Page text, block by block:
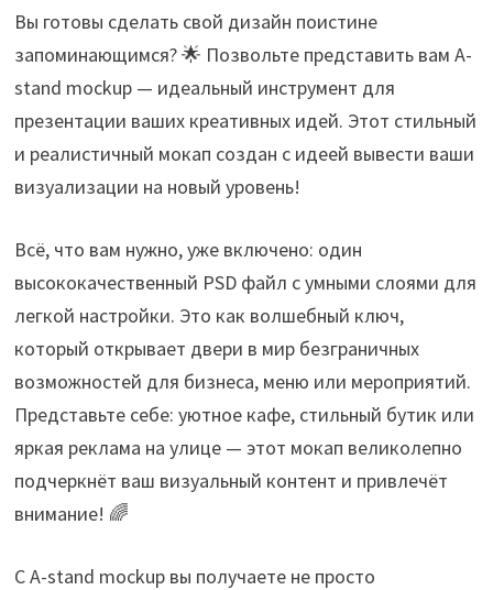
Вы готовы сделать свой дизайн поистине
запоминающимся? 🌟 Позвольте представить вам A-
stand mockup — идеальный инструмент для
презентации ваших креативных идей. Этот стильный
и реалистичный мокап создан с идеей вывести ваши
визуализации на новый уровень!
Всё, что вам нужно, уже включено: один
высококачественный PSD файл с умными слоями для
легкой настройки. Это как волшебный ключ,
который открывает двери в мир безграничных
возможностей для бизнеса, меню или мероприятий.
Представьте себе: уютное кафе, стильный бутик или
яркая реклама на улице — этот мокап великолепно
подчеркнёт ваш визуальный контент и привлечёт
внимание! 🌈
С A-stand mockup вы получаете не просто